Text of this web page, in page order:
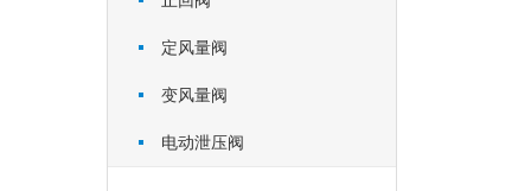
定风量阀
变风量阀
电动泄压阀